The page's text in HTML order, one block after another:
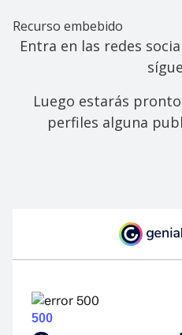
Recurso embebido
Entra en las redes
Luego estarás
perfiles alguna